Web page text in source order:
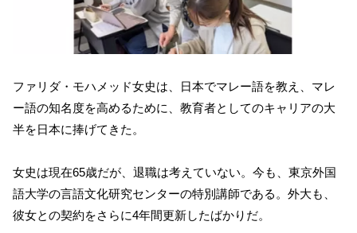
ファリダ・モハメッド女史は、日本でマレー語を教え、マレ
ー語の知名度を高めるために、教育者としてのキャリアの大
半を日本に捧げてきた。
女史は現在65歳だが、退職は考えていない。今も、東京外国
語大学の言語文化研究センターの特別講師である。外大も、
彼女との契約をさらに4年間更新したばかりだ。